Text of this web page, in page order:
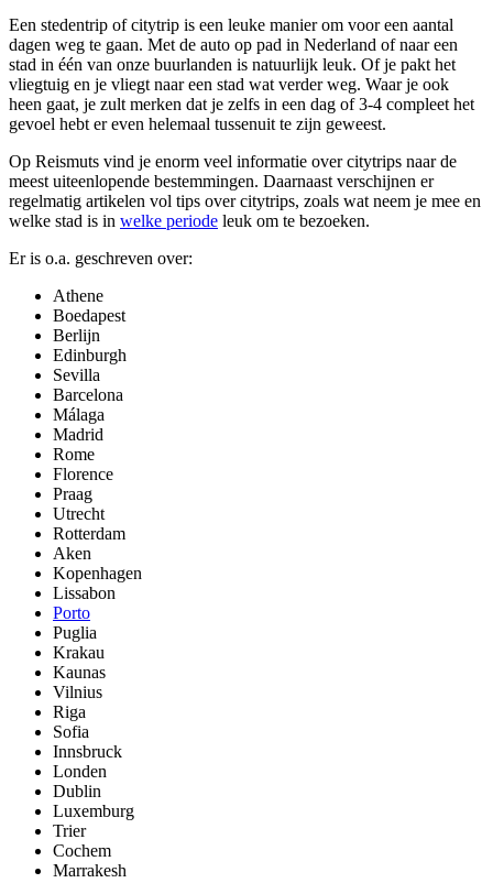
Een stedentrip of citytrip is een leuke manier om voor een aantal
dagen weg te gaan. Met de auto op pad in Nederland of naar een
stad in één van onze buurlanden is natuurlijk leuk. Of je pakt het
vliegtuig en je vliegt naar een stad wat verder weg. Waar je ook
heen gaat, je zult merken dat je zelfs in een dag of 3-4 compleet het
gevoel hebt er even helemaal tussenuit te zijn geweest.
Op Reismuts vind je enorm veel informatie over citytrips naar de
meest uiteenlopende bestemmingen. Daarnaast verschijnen er
regelmatig artikelen vol tips over citytrips, zoals wat neem je mee en
welke stad is in welke periode leuk om te bezoeken.
Er is o.a. geschreven over:
Athene
Boedapest
Berlijn
Edinburgh
Sevilla
Barcelona
Málaga
Madrid
Rome
Florence
Praag
Utrecht
Rotterdam
Aken
Kopenhagen
Lissabon
Porto
Puglia
Krakau
Kaunas
Vilnius
Riga
Sofia
Innsbruck
Londen
Dublin
Luxemburg
Trier
Cochem
Marrakesh